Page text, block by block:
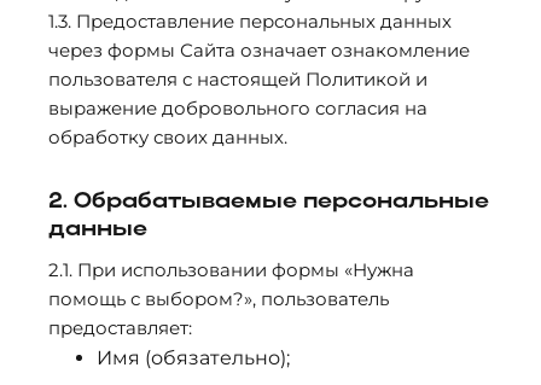
1.3. Предоставление персональных данных
через формы Сайта означает ознакомление
пользователя с настоящей Политикой и
выражение добровольного согласия на
обработку своих данных.
2. Обрабатываемые персональные
данные
2.1. При использовании формы «Нужна
помощь с выбором?», пользователь
предоставляет:
Имя (обязательно);